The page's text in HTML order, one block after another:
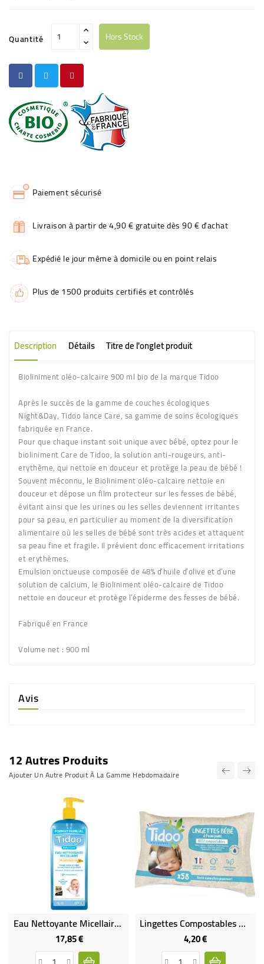
Quantité Hors Stock
Paiement sécurisé
Livraison à partir de 4,90 € gratuite dès 90 € d'achat
Expédié le jour même à domicile ou en point relais
Plus de 1500 produits certifiés et contrôlés
Description Détails Titre de l'onglet produit
Bioliniment oléo-calcaire 900 ml bio de la marque Tidoo
Après le succès de la gamme de couches écologiques
Night&Day, Tidoo lance Care, sa gamme de soins écologiques
fabriquée en France.
Pour que chaque instant soit unique avec bébé, optez pour le
bioliniment Care de Tidoo, la solution anti-rougeurs, anti-
erythème, qui nettoie en douceur et protège la peau de bébé !
Souvent méconnu, le Bioliniment oléo-calcaire nettoie en
douceur et dépose un film protecteur sur les fesses de bébé,
évitant ainsi que les urines ou les selles deviennent irritantes
pour sa peau, en particulier au moment de la diversification
alimentaire où les selles de bébé sont très acides et attaquent
sa peau fine et fragile. Il prévient donc efficacement irritations
et erythèmes.
Emulsion onctueuse composée de 48% d’huile d’olive et d’une
solution de calcium, le Bioliniment oléo-calcaire de Tidoo
nettoie en douceur et protège l’épiderme des fesses de bébé.
Fabriqué en France
Volume net : 900 ml
Avis
12 Autres Produits
Ajouter Un Autre Produit À La Gamme Hebdomadaire
Eau Nettoyante Micellaire Au Calendula Bio 1 L
17,85 €Prix
Lingettes Compostables À Domicile, À L'eau Pure
4,20 €Prix